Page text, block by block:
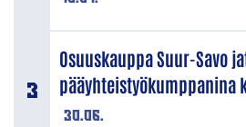
30.06.
Osuuskauppa Suur-Savo
pääyhteistyökumppanina